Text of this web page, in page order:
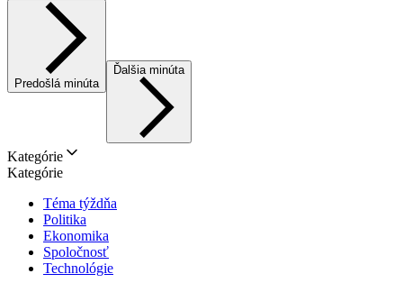
Predošlá minúta
Ďalšia minúta
Kategórie
Kategórie
Téma týždňa
Politika
Ekonomika
Spoločnosť
Technológie